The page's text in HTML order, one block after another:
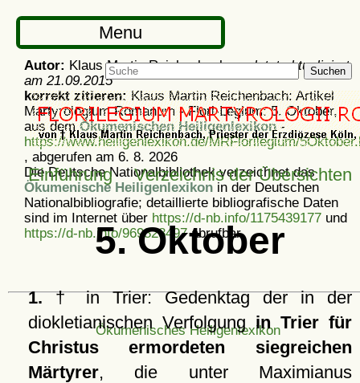
Menu
Suchen
Einführung Verzeichnis der Übersichten
5. Oktober
1.† in Trier: Gedenktag der in der
diokletianischen Verfolgungin Trier für
Christus ermordeten siegreichen
Märtyrer, die unter Maximianus
Autor: Klaus Martin Reichenbach -zuletzt aktualisiert
am 21.09.2015
korrekt zitieren:Klaus Martin Reichenbach: Artikel
Martyrologium Romanum - Flori-Legium: 5. Oktober,
aus demÖkumenischen Heiligenlexikon-
https://www.heiligenlexikon.de/MRFlorilegium/
, abgerufen am 6. 8. 2026
Die Deutsche Nationalbibliothek verzeichnet das
Ökumenische Heiligenlexikon in der Deutschen
Nationalbibliografie; detaillierte bibliografische Daten
sind im Internet über https://d-nb.info/1175439177 und
https://d-nb.info/969828497abrufbar.
Ökumenisches Heiligenlexikon